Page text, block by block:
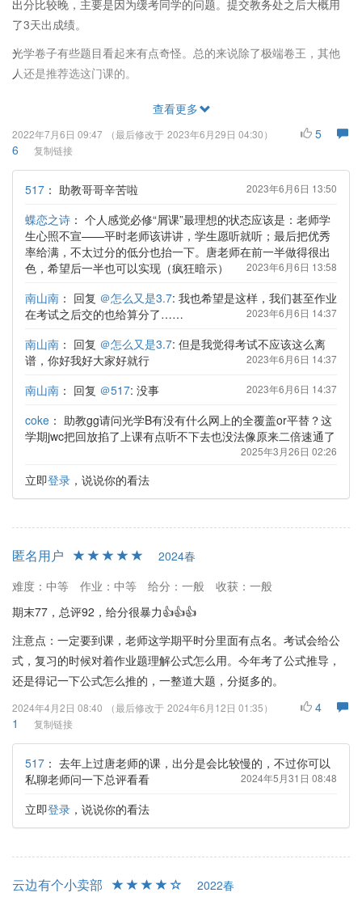
出分比较晚，主要是因为缓考同学的问题。提交教务处之后大概用
了3天出成绩。
光学卷子有些题目看起来有点奇怪。总的来说除了极端卷王，其他
人还是推荐选这门课的。
查看更多
2022年7月6日 09:47 （最后修改于 2023年6月29日 04:30）
5
6
复制链接
517 ： 助教哥哥辛苦啦 2023年6月6日 13:50
蝶恋之诗 ： 个人感觉必修“屑课”最理想的状态应该是：老师学
生心照不宣——平时老师该讲讲，学生愿听就听；最后把优秀
率给满，不太过分的低分也抬一下。唐老师在前一半做得很出
色，希望后一半也可以实现（疯狂暗示）
2023年6月6日 13:58
南山南 ： 回复 ＠怎么又是3.7: 我也希望是这样，我们甚至作业
在考试之后交的也给算分了……
2023年6月6日 14:37
南山南 ： 回复 ＠怎么又是3.7: 但是我觉得考试不应该这么离
谱，你好我好大家好就行
2023年6月6日 14:37
南山南 ： 回复 ＠517: 没事 2023年6月6日 14:37
coke ： 助教gg请问光学B有没有什么网上的全覆盖or平替？这
学期jwc把回放掐了上课有点听不下去也没法像原来二倍速通了
2025年3月26日 02:26
立即登录 ，说说你的看法
匿名用户
2024春
难度：中等
作业：中等 给分：一般
收获：一般
期末77，总评92，给分很暴力👍👍👍
注意点：一定要到课，老师这学期平时分里面有点名。考试会给公
式，复习的时候对着作业题理解公式怎么用。今年考了公式推导，
还是得记一下公式怎么推的，一整道大题，分挺多的。
2024年4月2日 08:40 （最后修改于 2024年6月12日 01:35）
4
1
复制链接
517 ： 去年上过唐老师的课，出分是会比较慢的，不过你可以
私聊老师问一下总评看看
2024年5月31日 08:48
立即登录 ，说说你的看法
云边有个小卖部
2022春